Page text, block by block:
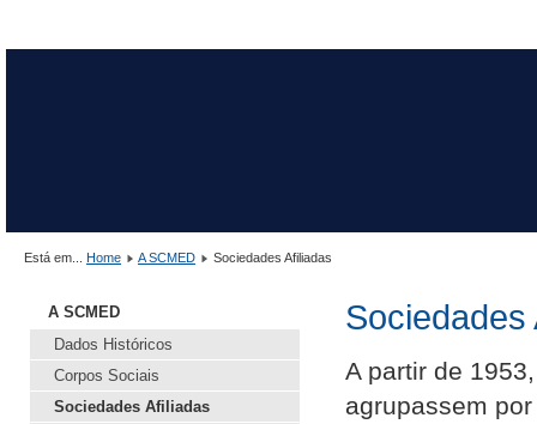
Está em... Home A SCMED Sociedades Afiliadas
A SCMED
Dados Históricos
Corpos Sociais
Sociedades Afiliadas
Sociedades
A partir de
agrupassem